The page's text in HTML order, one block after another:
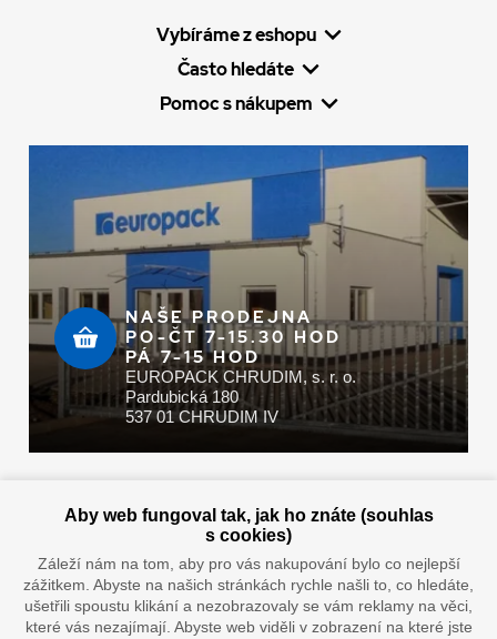
Vybíráme z eshopu
Často hledáte
Pomoc s nákupem
NAŠE PRODEJNA
PO-ČT 7-15.30 HOD
PÁ 7-15 HOD
EUROPACK CHRUDIM, s. r. o.
Pardubická 180
537 01 CHRUDIM IV
Doprava vaším oblíbeným dopravcem
Aby web fungoval tak, jak ho znáte (souhlas
s cookies)
Záleží nám na tom, aby pro vás nakupování bylo co nejlepší
zážitkem. Abyste na našich stránkách rychle našli to, co hledáte,
ušetřili spoustu klikání a nezobrazovaly se vám reklamy na věci,
které vás nezajímají. Abyste web viděli v zobrazení na které jste